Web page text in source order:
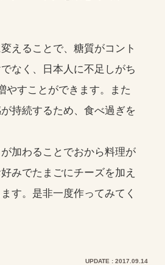
えることで、糖質がコント
なく、日本人に不足しがち
やすことができます。また
持続するため、食べ過ぎを
加わることでおから料理が
みでたまごにチーズを加え
す。是非一度作ってみてく
UPDATE : 2017.09.14